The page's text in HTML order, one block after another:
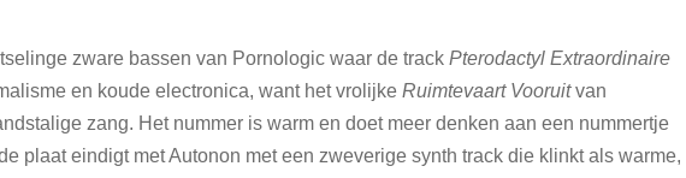
zware bassen van Pornologic waar de track Pterodactyl Extraordinaire
en koude electronica, want het vrolijke Ruimtevaart Vooruitvan
zang. Het nummer is warm en doet meer denken aan een nummertje
plaat eindigt met Autonon met een zweverige synth track die klinkt als warme,